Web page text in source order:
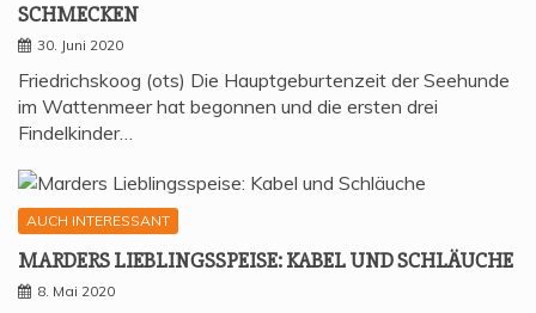
SCHMECKEN
30. Juni 2020
Friedrichskoog (ots) Die Hauptgeburtenzeit der Seehunde
im Wattenmeer hat begonnen und die ersten drei
Findelkinder…
AUCH INTERESSANT
MAR­DERS LIEB­LINGS­SPEI­SE: KABEL UND SCHLÄUCHE
8. Mai 2020